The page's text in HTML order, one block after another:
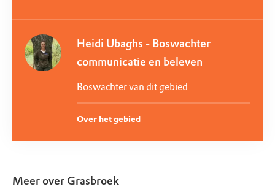
Heidi Ubaghs - Boswachter
communicatie en beleven
Boswachter van dit gebied
Over het gebied
Meer over Grasbroek